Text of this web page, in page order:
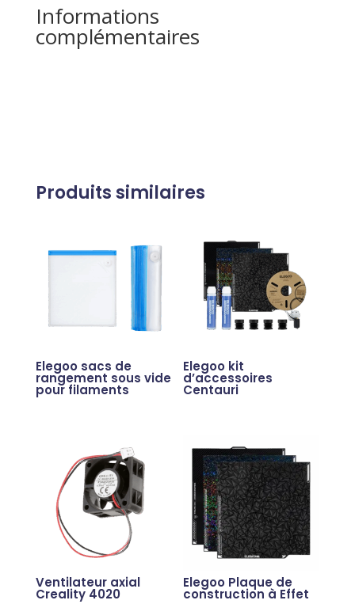
Informations
complémentaires
Produits similaires
Elegoo sacs de
rangement sous vide
pour filaments
Elegoo kit
d’accessoires
Centauri
Ventilateur axial
Creality 4020
Elegoo Plaque de
construction à Effet